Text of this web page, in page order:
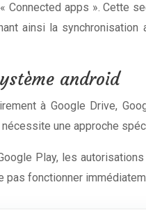
apps ». Cette
ainsi la
android
à Google Drive,
une approche
Play, les
pas fonctionner